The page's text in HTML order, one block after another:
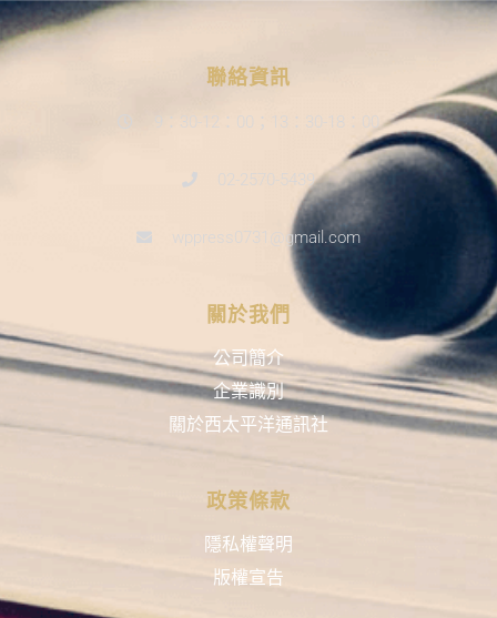
聯絡資訊
9：30-12：00；13：30-18：00
02-2570-5439
wppress0731@gmail.com
關於我們
公司簡介
企業識別
關於西太平洋通訊社
政策條款
隱私權聲明
版權宣告